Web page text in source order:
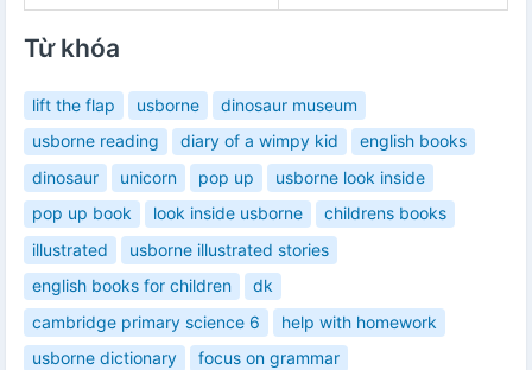
Từ khóa
lift the flap usborne
dinosaur museum
usborne reading
diary of a wimpy kid
english books
dinosaur
unicorn pop up
usborne look inside
pop up book
look inside usborne
childrens books
illustrated
usborne illustrated stories
english books for children
dk
cambridge primary science 6
help with homework
usborne dictionary
focus on grammar